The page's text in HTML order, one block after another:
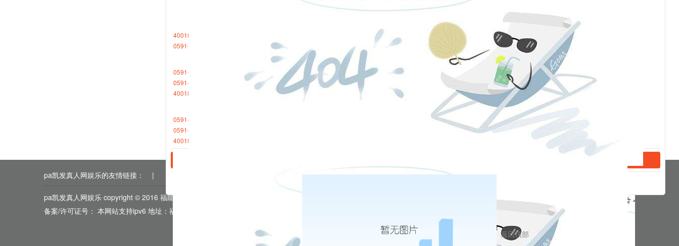
和组织功能，推动各级党组织和广大党员干部在推进基层治理、增进人民福祉中担当尽责、主动作为，
加快构建“党委领导、政府负责、组织协调、群众参与”的基层治理创新体系。
pa凯发真人网娱乐的友情链接： |
pa凯发真人网娱乐 copyright © 2016 福能期货股份有限公司 本网站所载文章和数据仅供参考，使用前务请核实，风险自负。
备案/许可证号： 本网站支持ipv6 地址：福州市鼓楼区五四路75号海西商务大厦31层
在线客服
4001868696转1
0591-88265611
日盘下单电话：
0591-88013377
0591-87727306
4001868696转2
夜盘下单电话：
0591-88013380
0591-87512570
4001868696转2
返回顶部